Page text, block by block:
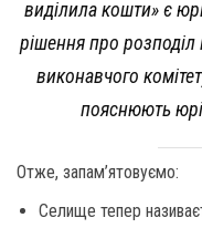
виділила кошти» є
рішення про
виконавчого
пояснюють
Отже, запам’ятовуємо:
Селище тепер